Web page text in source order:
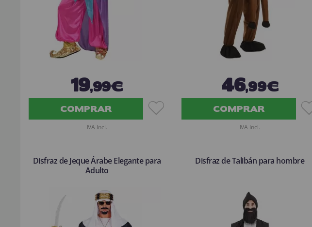
19,99€
COMPRAR
IVA Incl.
46,99€
COMPRAR
IVA Incl.
Disfraz de Jeque Árabe Elegante para
Adulto
Disfraz de Talibán para hombre